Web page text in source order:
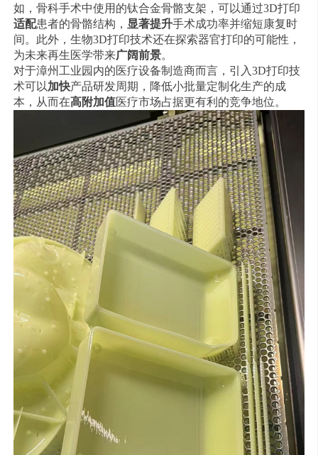
如，骨科手术中使用的钛合金骨骼支架，可以通过3D打印
适配患者的骨骼结构， 显著提升手术成功率并缩短康复时
间。此外，生物3D打印技术还在探索器官打印的可能性，
为未来再生医学带来广阔前景。
对于漳州工业园内的医疗设备制造商而言，引入3D打印技
术可以加快产品研发周期，降低小批量定制化生产的成
本，从而在高附加值医疗市场占据更有利的竞争地位。